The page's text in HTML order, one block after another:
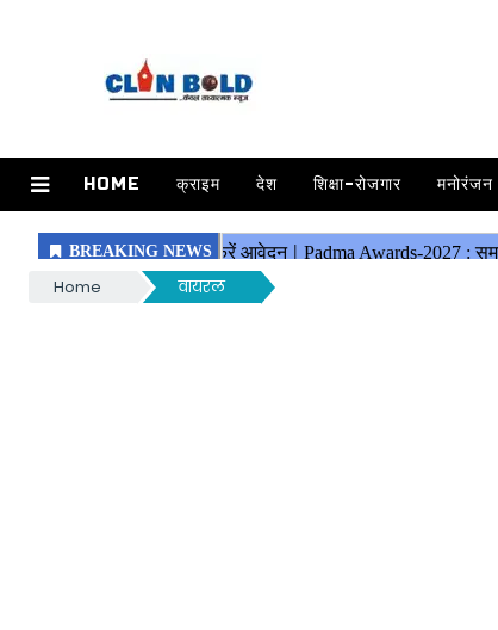
HOME क्राइम देश शिक्षा-रोजगार मनोरंजन
Home वायरल